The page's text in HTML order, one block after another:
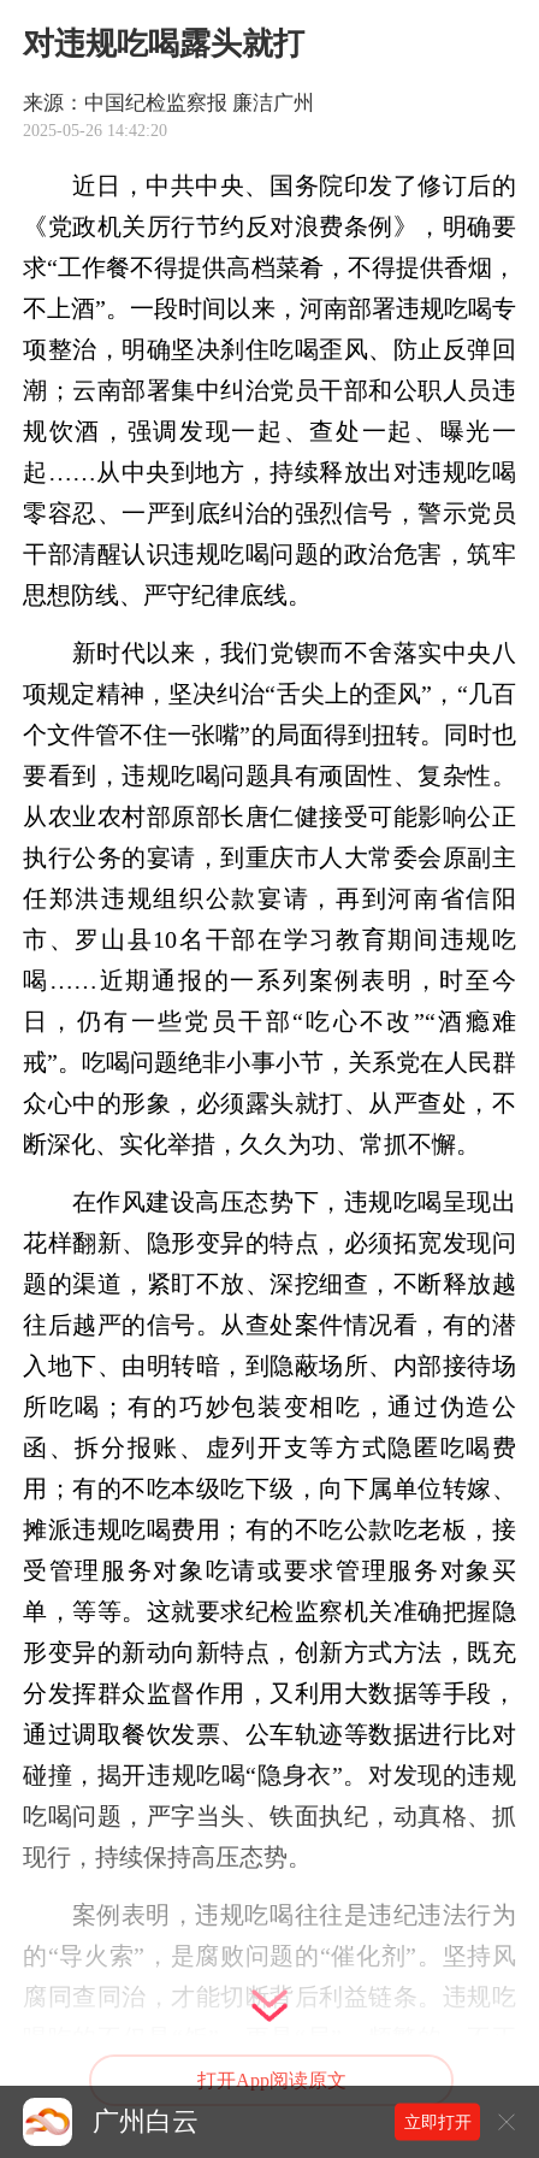
对违规吃喝露头就打
来源：中国纪检监察报 廉洁广州
2025-05-26 14:42:20
近日，中共中央、国务院印发了修订后的
《党政机关厉行节约反对浪费条例》，明确要
求“工作餐不得提供高档菜肴，不得提供香烟，
不上酒”。一段时间以来，河南部署违规吃喝专
项整治，明确坚决刹住吃喝歪风、防止反弹回
潮；云南部署集中纠治党员干部和公职人员违
规饮酒，强调发现一起、查处一起、曝光一
起……从中央到地方，持续释放出对违规吃喝
零容忍、一严到底纠治的强烈信号，警示党员
干部清醒认识违规吃喝问题的政治危害，筑牢
思想防线、严守纪律底线。
新时代以来，我们党锲而不舍落实中央八
项规定精神，坚决纠治“舌尖上的歪风”，“几百
个文件管不住一张嘴”的局面得到扭转。同时也
要看到，违规吃喝问题具有顽固性、复杂性。
从农业农村部原部长唐仁健接受可能影响公正
执行公务的宴请，到重庆市人大常委会原副主
任郑洪违规组织公款宴请，再到河南省信阳
市、罗山县10名干部在学习教育期间违规吃
喝……近期通报的一系列案例表明，时至今
日，仍有一些党员干部“吃心不改”“酒瘾难
戒”。吃喝问题绝非小事小节，关系党在人民群
众心中的形象，必须露头就打、从严查处，不
断深化、实化举措，久久为功、常抓不懈。
在作风建设高压态势下，违规吃喝呈现出
花样翻新、隐形变异的特点，必须拓宽发现问
题的渠道，紧盯不放、深挖细查，不断释放越
往后越严的信号。从查处案件情况看，有的潜
入地下、由明转暗，到隐蔽场所、内部接待场
所吃喝；有的巧妙包装变相吃，通过伪造公
函、拆分报账、虚列开支等方式隐匿吃喝费
用；有的不吃本级吃下级，向下属单位转嫁、
摊派违规吃喝费用；有的不吃公款吃老板，接
受管理服务对象吃请或要求管理服务对象买
单，等等。这就要求纪检监察机关准确把握隐
形变异的新动向新特点，创新方式方法，既充
分发挥群众监督作用，又利用大数据等手段，
通过调取餐饮发票、公车轨迹等数据进行比对
碰撞，揭开违规吃喝“隐身衣”。对发现的违规
吃喝问题，严字当头、铁面执纪，动真格、抓
现行，持续保持高压态势。
案例表明，违规吃喝往往是违纪违法行为
的“导火索”，是腐败问题的“催化剂”。坚持风
腐同查同治，才能切断背后利益链条。违规吃
常的吃喝交往，往往是勾连攀附的手段、由风
及腐的起点，背后往往隐藏着请托办事、利益
打开App阅读原文
广州白云 立即打开